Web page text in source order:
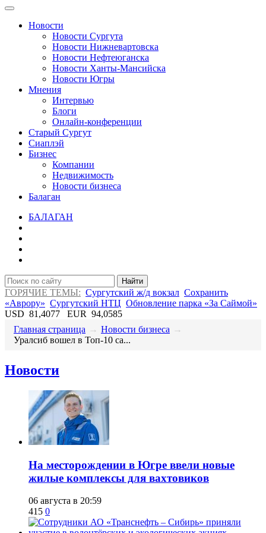
Новости
Новости Сургута
Новости Нижневартовска
Новости Нефтеюганска
Новости Ханты-Мансийска
Новости Югры
Мнения
Интервью
Блоги
Онлайн-конференции
Старый Сургут
Сиаплэй
Бизнес
Компании
Недвижимость
Новости бизнеса
Балаган
БАЛАГАН
Найти
ГОРЯЧИЕ ТЕМЫ: Сургутский ж/д вокзал Сохранить
«Аврору» Сургутский НТЦ Обновление парка «За Саймой»
USD 81,4077 EUR 94,0585
Главная страница → Новости бизнеса →
​Уралсиб вошел в Топ-10 са...
Новости
​На месторождении в Югре ввели новые
жилые комплексы для вахтовиков
06 августа в 20:59
415 0